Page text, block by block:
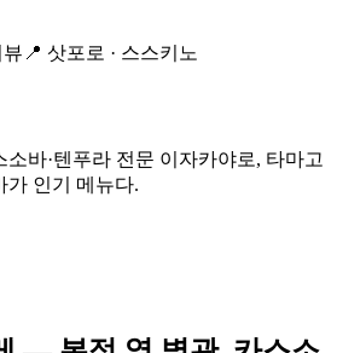
뷰 📍 삿포로 · 스스키노
바·텐푸라 전문 이자카야로, 타마고
가 인기 메뉴다.